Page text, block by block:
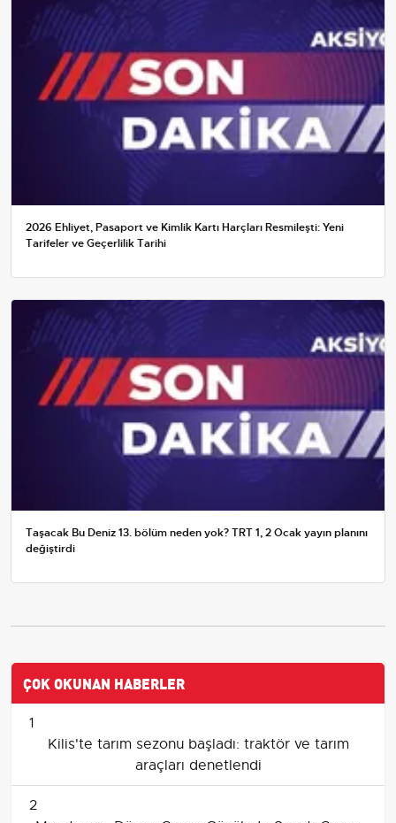
2026 Ehliyet, Pasaport ve Kimlik Kartı Harçları Resmileşti: Yeni
Tarifeler ve Geçerlilik Tarihi
Taşacak Bu Deniz 13. bölüm neden yok? TRT 1, 2 Ocak yayın planını
değiştirdi
ÇOK OKUNAN HABERLER
1
Kilis'te tarım sezonu başladı: traktör ve tarım
araçları denetlendi
2